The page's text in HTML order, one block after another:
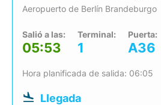
Aeropuerto de Berlín Brandeburgo
Salió a las:
05:53
Terminal:
1
Puerta:
A36
Hora planificada de salida: 06:05
Llegada